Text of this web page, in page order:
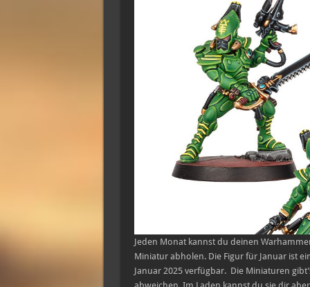
Warhammer
40K
Miniature
im
Januar!
–
Aeldari
Striking
Scorpion
Jeden Monat kannst du deinen
Miniatur abholen. Die Figur für Januar ist
Januar 2025 verfügbar. Die Miniaturen